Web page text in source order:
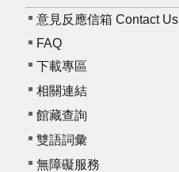
意見反應信箱 Contact Us
FAQ
下載專區
相關連結
館藏查詢
雙語詞彙
無障礙服務